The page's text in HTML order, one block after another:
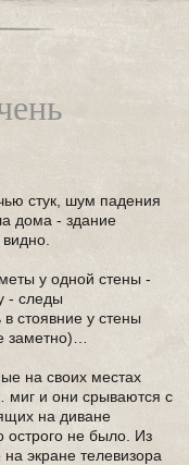
стук, шум падения
дома - здание
у одной стены -
- следы
стоявние у стены
заметно)…
на своих местах
миг и они срываются с
на диване
острого не было. Из
экране телевизора